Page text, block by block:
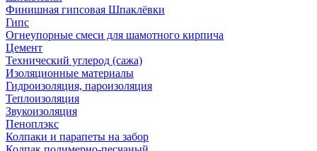
Финишная гипсовая Шпаклёвки
Гипс
Огнеупорные смеси для шамотного кирпича
Цемент
Технический углерод (сажа)
Изоляционные материалы
Гидроизоляция, пароизоляция
Теплоизоляция
Звукоизоляция
Пеноплэкс
Колпаки и парапеты на забор